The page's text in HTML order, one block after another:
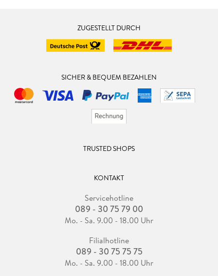
ZUGESTELLT DURCH
SICHER & BEQUEM BEZAHLEN
TRUSTED SHOPS
KONTAKT
Servicehotline
089 - 30 75 79 00
Mo. - Sa. 9.00 - 18.00 Uhr
Filialhotline
089 - 30 75 75 75
Mo. - Sa. 9.00 - 18.00 Uhr